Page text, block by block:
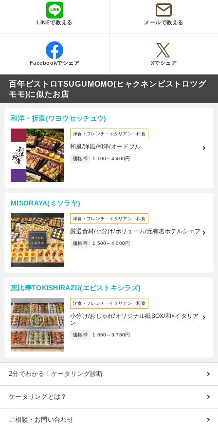
LINEで教える メールで教える
Facebookでシェア Xでシェア
百年ビストロTSUGUMOMO(ヒャクネンビストロツグ
モモ)に似たお店
和洋・折衷(ワヨウセッチュウ)
洋食・フレンチ・イタリアン・和食
和風/洋風/和洋/オードブル
価格帯 1,100～4,400円
MISORAYA(ミソラヤ)
洋食・フレンチ・イタリアン・和食
厳選食材/小分け/ボリューム/元有名ホテルシェフ
価格帯 1,500～4,000円
恵比寿TOKISHIRAZU(エビストキシラズ)
洋食・フレンチ・イタリアン・和食
小分け/おしゃれ/オリジナル紙BOX/和×イタリア
ン
価格帯 1,650～3,750円
2分でわかる！ケータリング診断
ケータリングとは？
ご相談・お問い合わせ